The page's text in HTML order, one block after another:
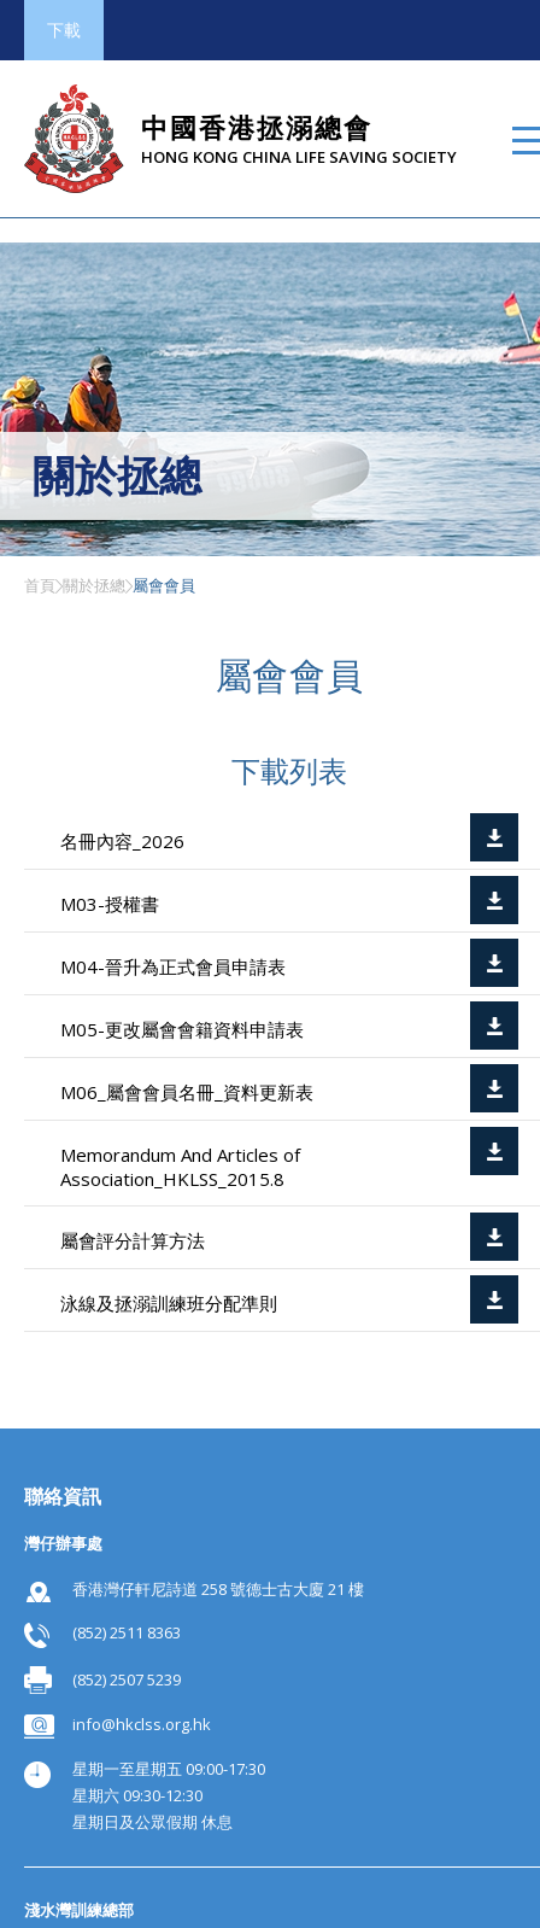
下載
中國香港拯溺總會
HONG KONG CHINA LIFE SAVING SOCIETY
關於拯總
首頁 關於拯總 屬會會員
屬會會員
下載列表
名冊內容_2026
M03-授權書
M04-晉升為正式會員申請表
M05-更改屬會會籍資料申請表
M06_屬會會員名冊_資料更新表
Memorandum And Articles of
Association_HKLSS_2015.8
屬會評分計算方法
泳線及拯溺訓練班分配準則
聯絡資訊
灣仔辦事處
香港灣仔軒尼詩道 258 號德士古大廈 21 樓
(852) 2511 8363
(852) 2507 5239
info@hkclss.org.hk
星期一至星期五 09:00-17:30
星期六 09:30-12:30
星期日及公眾假期 休息
淺水灣訓練總部